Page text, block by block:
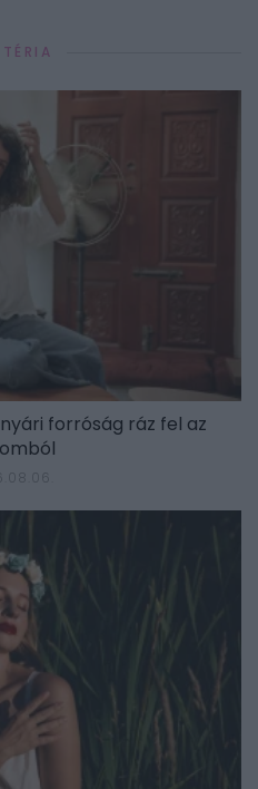
forróság ráz fel az